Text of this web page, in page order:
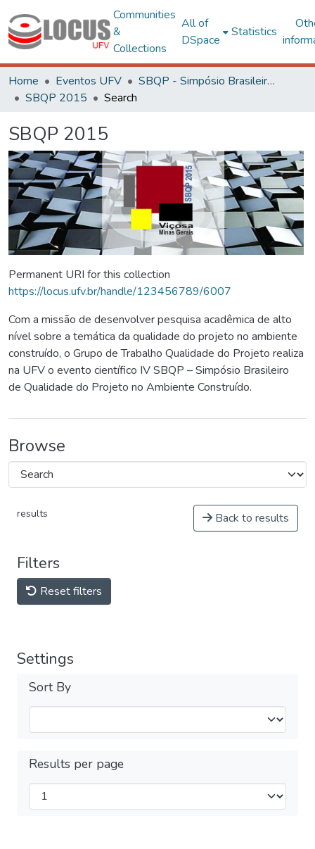
Communities
&
Collections
All of
DSpace
Statistics
Home Eventos UFV
SBQP - Simpósio Brasileiro de Qualidade do Projeto no Ambiente Construído
SBQP 2015
Search
SBQP 2015
Permanent URI for this collection
https://locus.ufv.br/handle/123456789/6007
Com a missão de desenvolver pesquisa acadêmica de alto
nível sobre a temática da qualidade do projeto no ambiente
construído, o Grupo de Trabalho Qualidade do Projeto realiza
na UFV o evento científico IV SBQP – Simpósio Brasileiro
de Qualidade do Projeto no Ambiente Construído.
Browse
results Back to results
Filters
Reset filters
Settings
Sort By
Results per page